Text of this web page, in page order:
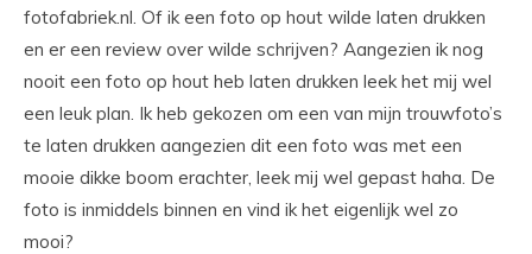
fotofabriek.nl. Of ik een foto op hout wilde laten drukken
en er een review over wilde schrijven? Aangezien ik nog
nooit een foto op hout heb laten drukken leek het mij wel
een leuk plan. Ik heb gekozen om een van mijn trouwfoto’s
te laten drukken aangezien dit een foto was met een
mooie dikke boom erachter, leek mij wel gepast haha. De
foto is inmiddels binnen en vind ik het eigenlijk wel zo
mooi?